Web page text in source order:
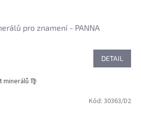
pro znamení - PANNA
DETAIL
♍
Kód: 30363/D2